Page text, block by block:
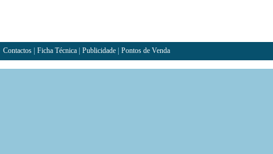
Contactos Ficha Técnica Publicidade Pontos de Venda